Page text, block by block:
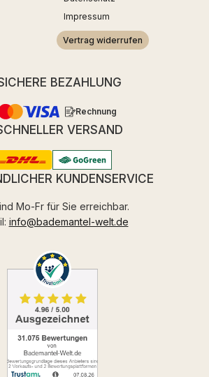
Impressum
Vertrag widerrufen
BEZAHLUNG
Rechnung
VERSAND
KUNDENSERVICE
Mo-Fr für Sie erreichbar.
info@bademantel-welt.de